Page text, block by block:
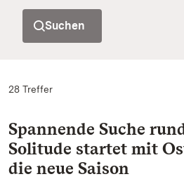
Suchen
28 Treffer
Spannende Suche
Solitude startet mit
die neue Saison